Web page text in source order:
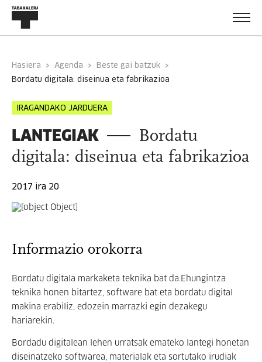
Hasiera Agenda
Beste gai batzuk
bordatu digitala: diseinua eta fabrikazioa
IRAGANDAKO JARDUERA
LANTEGIAK
Bordatu
digitala: diseinua eta fabrikazioa
2017 ira 20
Informazio orokorra
Bordatu digitala markaketa teknika bat da.Ehungintza
teknika honen bitartez, software bat eta bordatu digital
makina erabiliz, edozein marrazki egin dezakegu
hariarekin.
Bordadu digitalean lehen urratsak emateko lantegi honetan
diseinatzeko softwarea, materialak eta sortutako irudiak